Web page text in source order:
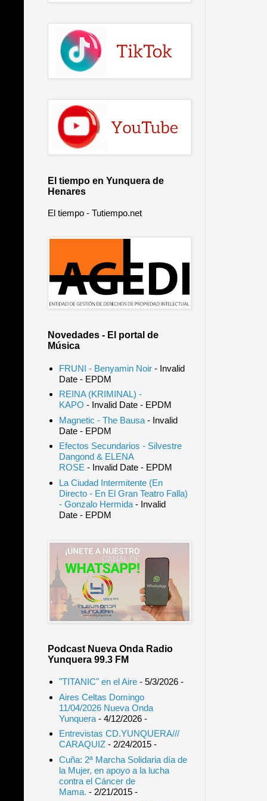
El tiempo en Yunquera de
Henares
El tiempo - Tutiempo.net
Novedades - El portal de
Música
FRUNI - Benyamin Noir- Invalid
Date- EPDM
REINA (KRIMINAL) -
KAPO - Invalid Date- EPDM
Magnetic - The Bausa- Invalid
Date- EPDM
Efectos Secundarios - Silvestre
Dangond & ELENA
ROSE - Invalid Date- EPDM
La Ciudad Intermitente (En
Directo - En El Gran Teatro Falla)
- Gonzalo Hermida- Invalid
Date- EPDM
Podcast Nueva Onda Radio
Yunquera 99.3 FM
"TITANIC" en el Aire- 5/3/2026-
Aires Celtas Domingo
11/04/2026 Nueva Onda
Yunquera- 4/12/2026-
Entrevistas CD.YUNQUERA///
CARAQUIZ- 2/24/2015-
Cuña: 2ª Marcha Solidaria día de
la Mujer, en apoyo a la lucha
contra el Cáncer de
Mama. - 2/21/2015-